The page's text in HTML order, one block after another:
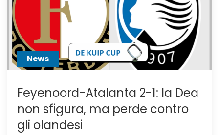
News
Feyenoord-Atalanta 2-1: la Dea
non sfigura, ma perde contro
gli olandesi